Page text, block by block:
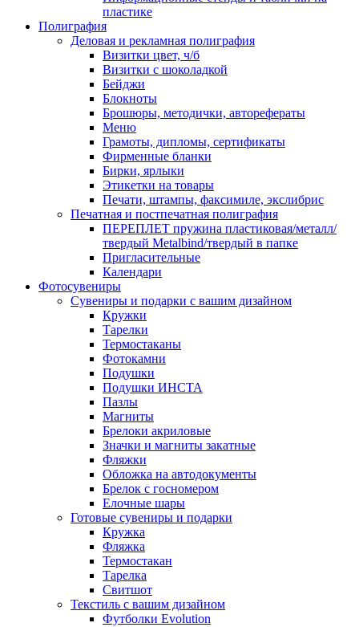
пластике
Полиграфия
Деловая и рекламная полиграфия
Визитки цвет, ч/б
Визитки с шоколадкой
Бейджи
Блокноты
Брошюры, методички, авторефераты
Меню
Грамоты, дипломы, сертификаты
Фирменные бланки
Бирки, ярлыки
Этикетки на товары
Печати, штампы, факсимиле, экслибрис
Печатная и постпечатная полиграфия
ПЕРЕПЛЕТ пружина пластиковая/металл/
твердый Metalbind/твердый в папке
Пригласительные
Календари
Фотосувениры
Сувениры и подарки с вашим дизайном
Кружки
Тарелки
Термостаканы
Фотокамни
Подушки
Подушки ИНСТА
Пазлы
Магниты
Брелоки акриловые
Значки и магниты закатные
Фляжки
Обложка на автодокументы
Брелок с госномером
Елочные шары
Готовые сувениры и подарки
Кружка
Фляжка
Термостакан
Тарелка
Свитшот
Текстиль с вашим дизайном
Футболки Evolution